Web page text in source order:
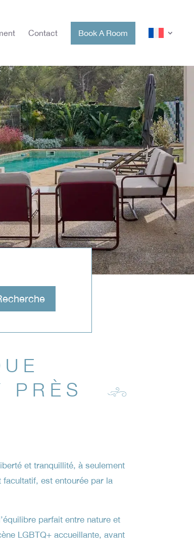
Contact Book A Room
PRÈS
et tranquillité, à seulement
est entourée par la
parfait entre nature et
LGBTQ+ accueillante, avant